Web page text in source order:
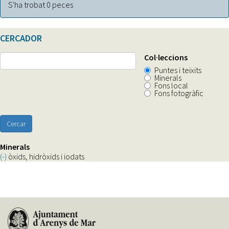
òxids,
S'ha trobat 0 peces
CERCADOR
Col·leccions
Puntes i teixits
Minerals
Fons local
Fons fotogràfic
Cercar
Minerals
(-) Remove
iodats
filter
òxids, hidròxids i iodats